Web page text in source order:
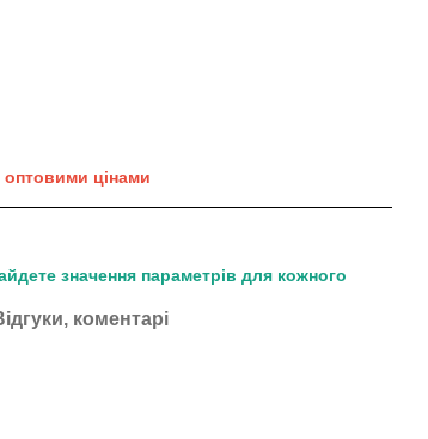
цінами
значення параметрів для кожного
коментарі